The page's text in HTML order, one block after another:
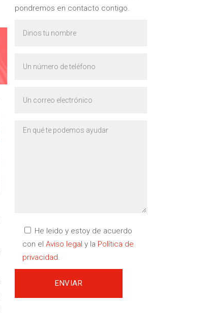
pondremos en contacto contigo.
He leido y estoy de acuerdo
con el Aviso legal y la Política de
privacidad.